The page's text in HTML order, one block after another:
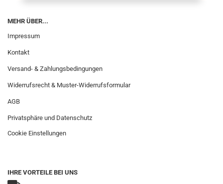
MEHR ÜBER...
Impressum
Kontakt
Versand- & Zahlungsbedingungen
Widerrufsrecht & Muster-Widerrufsformular
AGB
Privatsphäre und Datenschutz
Cookie Einstellungen
IHRE VORTEILE BEI UNS